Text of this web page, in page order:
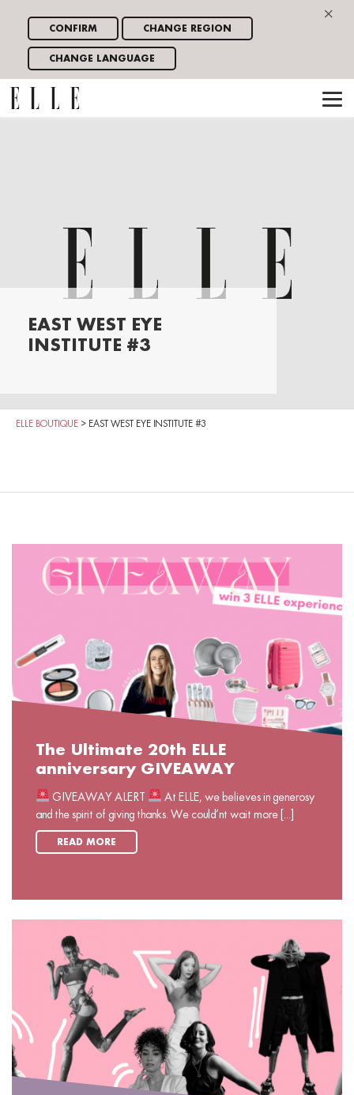
×
CONFIRM CHANGE REGION
CHANGE LANGUAGE
EAST WEST EYE
INSTITUTE #3
ELLE BOUTIQUE > EAST WEST EYE INSTITUTE #3
The Ultimate 20th ELLE
anniversary GIVEAWAY
GIVEAWAY ALERT
At ELLE, we believes in generosy
and the spirit of giving thanks. We could’nt wait more [...]
READ MORE